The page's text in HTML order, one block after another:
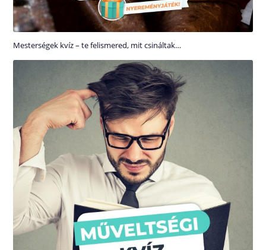
Mesterségek kvíz – te felismered, mit csináltak…